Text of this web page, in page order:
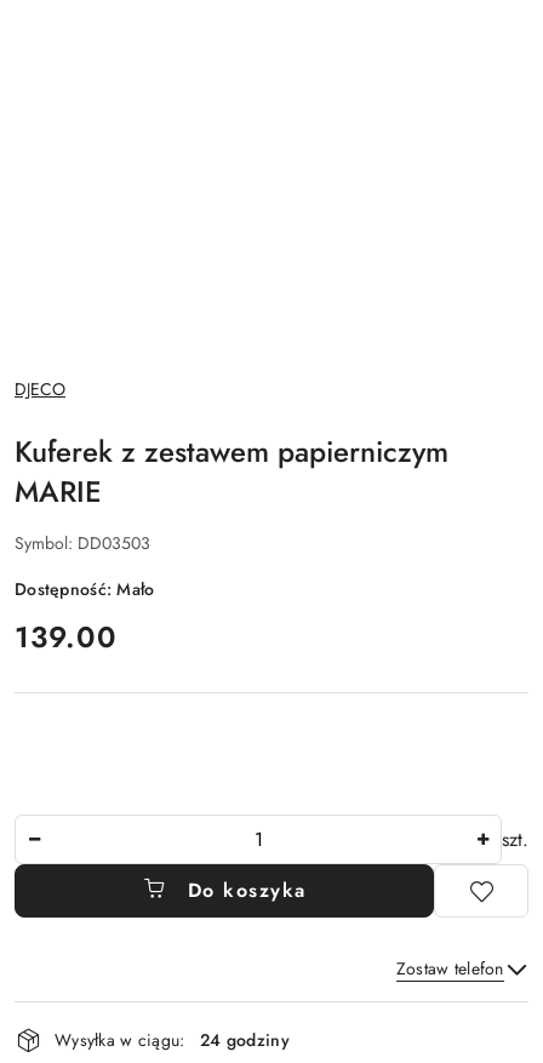
NAZWA
PRODUCENTA:
DJECO
Kuferek z zestawem papierniczym
MARIE
Symbol: DD03503
Dostępność:Mało
cena:
139.00
szt.
Do koszyka
Zostaw telefon
Dostępność
i
Wysyłka w ciągu:
24 godziny